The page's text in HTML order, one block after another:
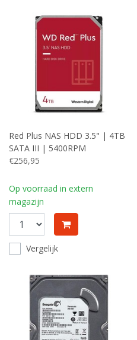
Red Plus NAS HDD 3.5" | 4TB
SATA III | 5400RPM
€256,95
Op voorraad in extern
magazijn
Vergelijk